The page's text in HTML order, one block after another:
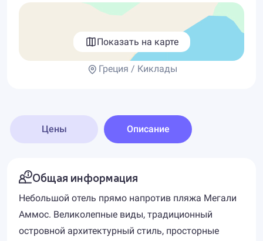
Показать на карте
Греция / Киклады
Цены Описание
Общая информация
Небольшой отель прямо напротив пляжа Мегали
Аммос. Великолепные виды, традиционный
островной архитектурный стиль, просторные